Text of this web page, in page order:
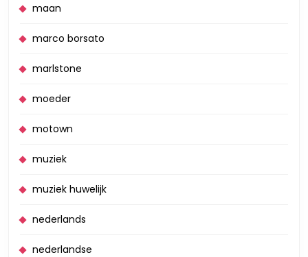
maan
marco borsato
marlstone
moeder
motown
muziek
muziek huwelijk
nederlands
nederlandse